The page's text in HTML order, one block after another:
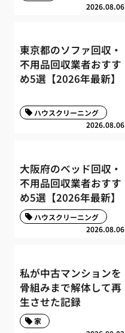
2026.08.06
東京都のソファ回収・
不用品回収業者おすす
め5選【2026年最新】
2026.08.06
ハウスクリーニング
大阪府のベッド回収・
不用品回収業者おすす
め5選【2026年最新】
2026.08.06
ハウスクリーニング
私が中古マンションを
骨組みまで解体して再
生させた記録
家